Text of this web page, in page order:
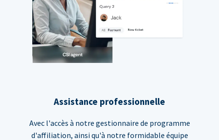
Assistance professionnelle
Avec l'accès à notre gestionnaire de programme
d'affiliation, ainsi qu'à notre formidable équipe